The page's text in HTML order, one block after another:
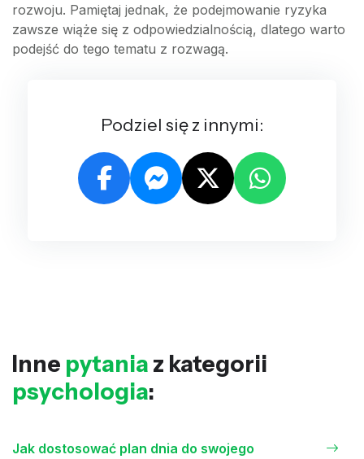
rozwoju. Pamiętaj jednak, że podejmowanie ryzyka
zawsze wiąże się z odpowiedzialnością, dlatego warto
podejść do tego tematu z rozwagą.
Podziel się z innymi:
Inne pytania z kategorii
psychologia:
Jak dostosować plan dnia do swojego